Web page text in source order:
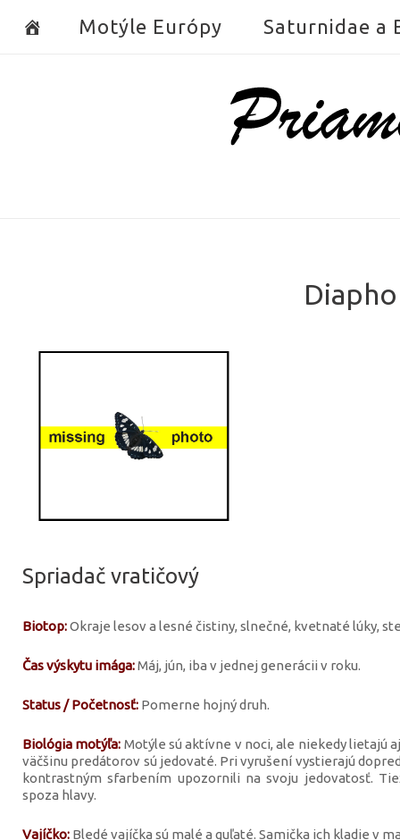
Motýle Európy Saturnidae a
Home
Spriadač vratičový
Biotop:Okraje lesov a lesné čistiny, slnečné, kvetnaté lúky,
Čas výskytu imága:Máj, jún, iba v jednej generácii v roku.
Status / Početnosť: Pomerne hojný druh.
Biológia motýľa: Motýle sú aktívne v noci, ale niekedy lietajú
väčšinu predátorov sú jedovaté. Pri vyrušení vystierajú
kontrastným sfarbením upozornili na svoju jedovatosť.
spoza hlavy.
Vajíčko: Bledé vajíčka sú malé a guľaté. Samička ich kladie v